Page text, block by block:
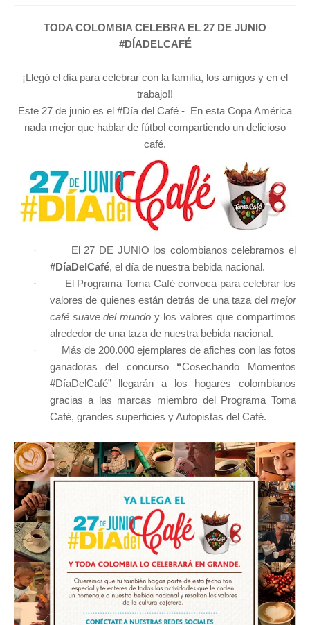
TODA COLOMBIA CELEBRA EL 27 DE JUNIO
#DÍADELCAFÉ
¡Llegó el día para celebrar con la familia, los amigos y en el
trabajo!!
Este 27 de junio es el #Día del Café - En esta Copa América
nada mejor que hablar de fútbol compartiendo un delicioso
café.
·
El 27 DE JUNIO los colombianos celebramos el
#DíaDelCafé, el día de nuestra bebida nacional.
·
El Programa Toma Café convoca para celebrar los
valores de quienes están detrás de una taza del mejor
café suave del mundo y los valores que compartimos
alrededor de una taza de nuestra bebida nacional.
·
Más de 200.000 ejemplares de afiches con las fotos
ganadoras del concurso “Cosechando Momentos
#DíaDelCafé” llegarán a los hogares colombianos
gracias a las marcas miembro del Programa Toma
Café, grandes superficies y Autopistas del Café.